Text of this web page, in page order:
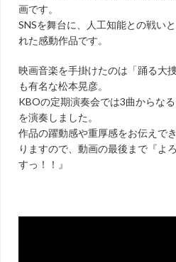
画です。
SNSを舞台に、人工知能との戦い
れた感動作品です。
映画音楽を手掛けたのは「踊る大
も有名な松本晃彦。
KBOの定期演奏会では3曲からな
を演奏しました。
作品の躍動感や重厚感をお伝えで
りますので、動画の最後まで『よ
すっ！！』